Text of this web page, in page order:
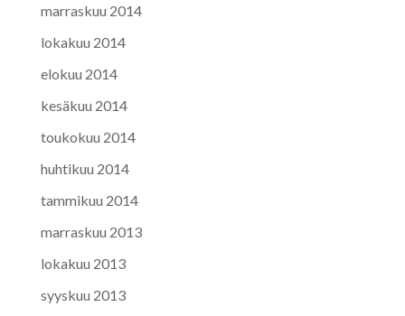
marraskuu 2014
lokakuu 2014
elokuu 2014
kesäkuu 2014
toukokuu 2014
huhtikuu 2014
tammikuu 2014
marraskuu 2013
lokakuu 2013
syyskuu 2013